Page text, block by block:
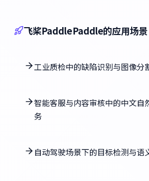
飞桨PaddlePaddle的应用场景
工业质检中的缺陷识别与图像分
智能客服与内容审核中的中文自
务
自动驾驶场景下的目标检测与语